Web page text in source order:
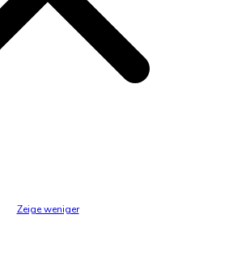
Zeige weniger